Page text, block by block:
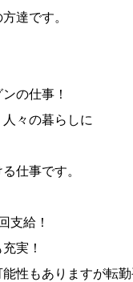
達です。
の仕事！
々の暮らしに
仕事です。
支給！
実！
性もありますが転